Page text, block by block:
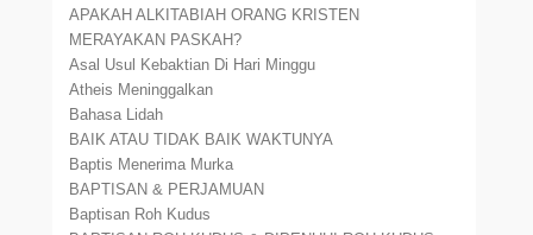
APAKAH ALKITABIAH ORANG KRISTEN
MERAYAKAN PASKAH?
Asal Usul Kebaktian Di Hari Minggu
Atheis Meninggalkan
Bahasa Lidah
BAIK ATAU TIDAK BAIK WAKTUNYA
Baptis Menerima Murka
BAPTISAN & PERJAMUAN
Baptisan Roh Kudus